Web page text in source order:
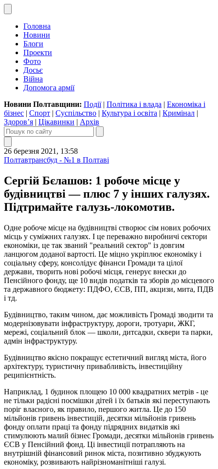
Головна
Новини
Блоги
Проекти
Фото
Досьє
Війна
Допомога армії
Новини Полтавщини: Події| Політика і влада | Економіка і
бізнес | Спорт | Суспільство | Культура і освіта | Кримінал |
Здоров’я | Цікавинки | Архів
26 березня 2021, 13:58
Полтавтрансбуд - №1 в Полтаві
Сергій Бєлашов: 1 робоче місце у
будівництві — плюс 7 у інших галузях.
Підтримайте галузь-локомотив.
Одне робоче місце на будівництві створює сім нових робочих
місць у суміжних галузях. І це переважно виробничі сектори
економіки, це так званий "реальний сектор" із довгим
ланцюгом доданої вартості. Це міцно укріплює економіку і
соціальну сферу, консолідує фінанси Громади та цілої
держави, творить нові робочі місця, генерує внески до
Пенсійного фонду, ще 10 видів податків та зборів до місцевого
та державного бюджету: ПДФО, ЄСВ, ПП, акцизи, мита, ПДВ
і тд.
Будівництво, таким чином, дає можливість Громаді зводити та
модернізовувати інфраструктуру, дороги, тротуари, ЖКГ,
мережі, соціальний блок — школи, дитсадки, сквери та парки,
адмін інфраструктуру.
Будівництво якісно покращує естетичний вигляд міста, його
архітектуру, туристичну привабливість, інвестиційну
реципієнтність.
Наприклад, 1 будинок площею 10 000 квадратних метрів - це
не тільки радісні посмішки дітей і їх батьків які переступають
поріг власного, як правило, першого житла. Це до 150
мільйонів гривень інвестицій, десятки мільйонів гривень
фонду оплати праці та фонду підрядних видатків які
стимулюють малий бізнес Громади, десятки мільйонів гривень
ЄСВ у Пенсійний фонд. Ці інвестиції потрапляють на
внутрішній фінансовий ринок міста, позитивно збуджують
економіку, розвивають найрізноманітніші галузі.